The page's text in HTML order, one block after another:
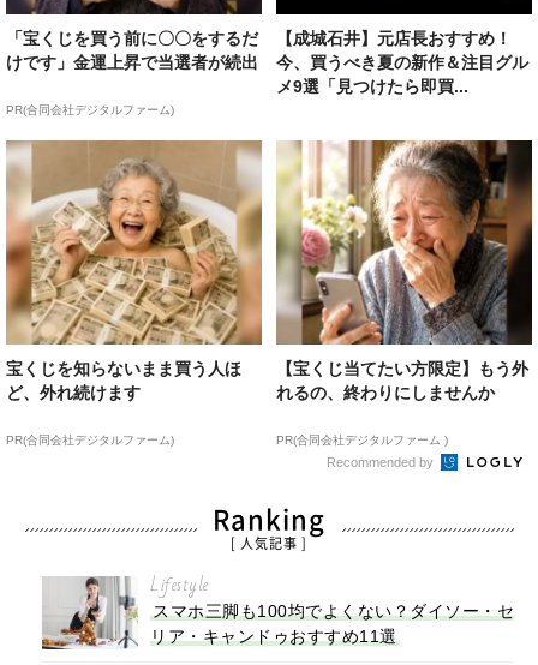
「宝くじを買う前に〇〇をするだ
けです」金運上昇で当選者が続出
PR(合同会社デジタルファーム)
【成城石井】元店長おすすめ！
今、買うべき夏の新作＆注目グル
メ9選「見つけたら即買...
宝くじを知らないまま買う人ほ
ど、外れ続けます
PR(合同会社デジタルファーム)
【宝くじ当てたい方限定】もう外
れるの、終わりにしませんか
PR(合同会社デジタルファーム )
Recommended by
Ranking
[ 人気記事 ]
Lifestyle
スマホ三脚も100均でよくない？ダイソー・セ
リア・キャンドゥおすすめ11選